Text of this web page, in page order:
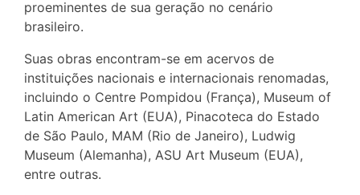
proeminentes de sua geração no cenário
brasileiro.
Suas obras encontram-se em acervos de
instituições nacionais e internacionais renomadas,
incluindo o Centre Pompidou (França), Museum of
Latin American Art (EUA), Pinacoteca do Estado
de São Paulo, MAM (Rio de Janeiro), Ludwig
Museum (Alemanha), ASU Art Museum (EUA),
entre outras.